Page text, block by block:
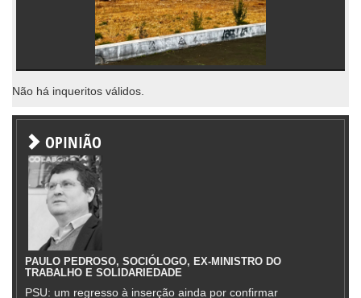
Não há inqueritos válidos.
OPINIÃO
PAULO PEDROSO, SOCIÓLOGO, EX-MINISTRO DO
TRABALHO E SOLIDARIEDADE
PSU: um regresso à inserção ainda por confirmar